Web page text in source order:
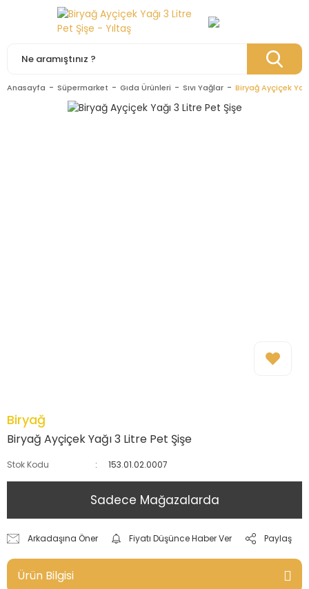
Anasayfa Süpermarket Gıda Ürünleri Sıvı Yağlar Biryağ Ayçiçek
Biryağ
Biryağ Ayçiçek Yağı 3 Litre Pet Şişe
Stok Kodu 153.01.02.0007
Sadece Mağazalarda
Arkadaşına Öner Fiyatı Düşünce Haber Ver Paylaş
Ürün Bilgisi